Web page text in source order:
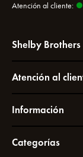
Atención al cliente:
Shelby Brothers
Atención al
Información
Categorías